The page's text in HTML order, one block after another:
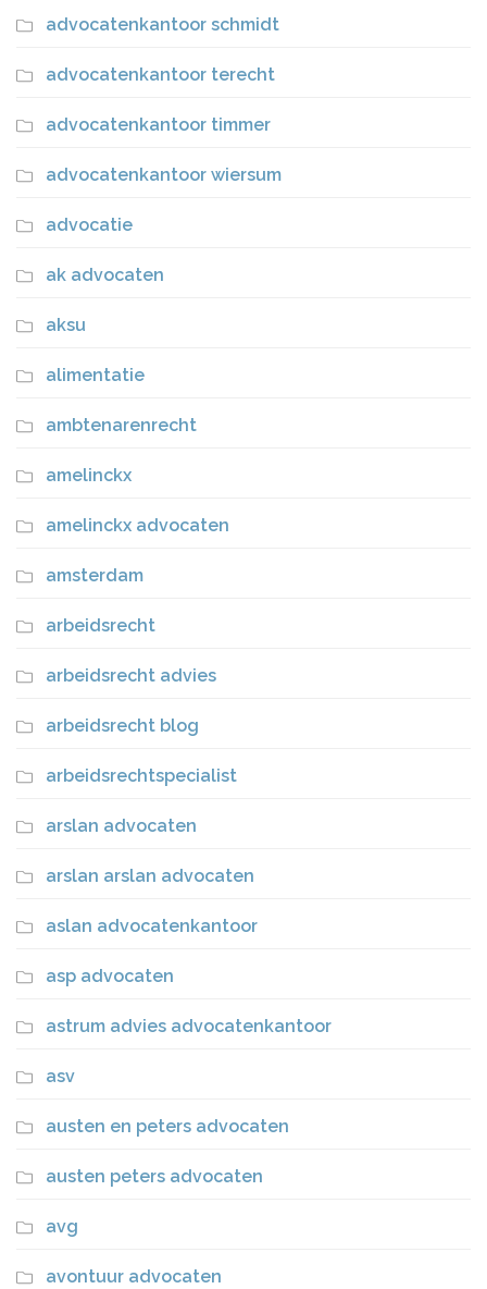
advocatenkantoor schmidt
advocatenkantoor terecht
advocatenkantoor timmer
advocatenkantoor wiersum
advocatie
ak advocaten
aksu
alimentatie
ambtenarenrecht
amelinckx
amelinckx advocaten
amsterdam
arbeidsrecht
arbeidsrecht advies
arbeidsrecht blog
arbeidsrechtspecialist
arslan advocaten
arslan arslan advocaten
aslan advocatenkantoor
asp advocaten
astrum advies advocatenkantoor
asv
austen en peters advocaten
austen peters advocaten
avg
avontuur advocaten